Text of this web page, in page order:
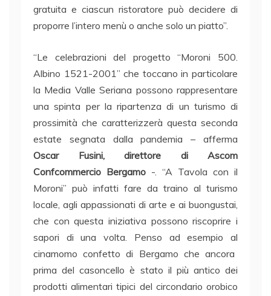
gratuita e ciascun ristoratore può decidere di
proporre l’intero menù o anche solo un piatto”.
“Le celebrazioni del progetto “Moroni 500.
Albino 1521-2001” che toccano in particolare
la Media Valle Seriana possono rappresentare
una spinta per la ripartenza di un turismo di
prossimità che caratterizzerà questa seconda
estate segnata dalla pandemia – afferma
Oscar Fusini, direttore di Ascom
Confcommercio Bergamo -. “A Tavola con il
Moroni” può infatti fare da traino al turismo
locale, agli appassionati di arte e ai buongustai,
che con questa iniziativa possono riscoprire i
sapori di una volta. Penso ad esempio al
cinamomo confetto di Bergamo che ancora
prima del casoncello è stato il più antico dei
prodotti alimentari tipici del circondario orobico